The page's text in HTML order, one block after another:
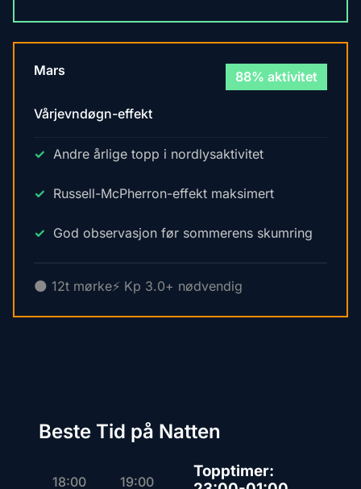
Mars 88% aktivitet
Vårjevndøgn-effekt
Andre årlige topp i nordlysaktivitet
Russell-McPherron-effekt maksimert
God observasjon før sommerens skumring
🌑 12t mørke⚡ Kp 3.0+ nødvendig
Beste Tid på Natten
18:00 19:00
Topptimer: